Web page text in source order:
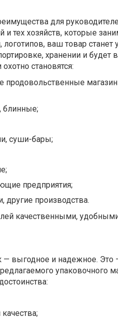
для
и тех хозяйств, которые
логотипов, ваш товар
хранении и будет
становятся:
блинные;
суши-бары;
предприятия;
другие производства.
качественными,
— выгодное и надежное.
упаковочного